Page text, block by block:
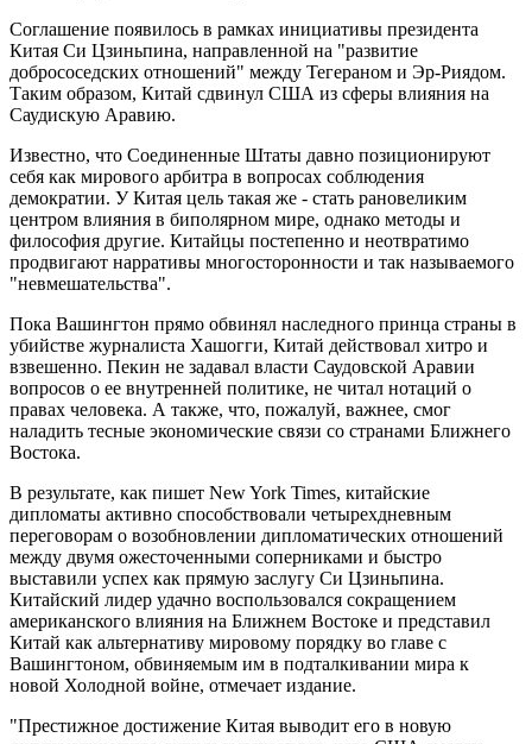
Соглашение появилось в рамках инициативы президента
Китая Си Цзиньпина, направленной на "развитие
добрососедских отношений" между Тегераном и Эр-Риядом.
Таким образом, Китай сдвинул США из сферы влияния на
Саудискую Аравию.
Известно, что Соединенные Штаты давно позиционируют
себя как мирового арбитра в вопросах соблюдения
демократии. У Китая цель такая же - стать рановеликим
центром влияния в биполярном мире, однако методы и
философия другие. Китайцы постепенно и неотвратимо
продвигают нарративы многосторонности и так называемого
"невмешательства".
Пока Вашингтон прямо обвинял наследного принца страны в
убийстве журналиста Хашогги, Китай действовал хитро и
взвешенно. Пекин не задавал власти Саудовской Аравии
вопросов о ее внутренней политике, не читал нотаций о
правах человека. А также, что, пожалуй, важнее, смог
наладить тесные экономические связи со странами Ближнего
Востока.
В результате, как пишет New York Times, китайские
дипломаты активно способствовали четырехдневным
переговорам о возобновлении дипломатических отношений
между двумя ожесточенными соперниками и быстро
выставили успех как прямую заслугу Си Цзиньпина.
Китайский лидер удачно воспользовался сокращением
американского влияния на Ближнем Востоке и представил
Китай как альтернативу мировому порядку во главе с
Вашингтоном, обвиняемым им в подталкивании мира к
новой Холодной войне, отмечает издание.
"Престижное достижение Китая выводит его в новую